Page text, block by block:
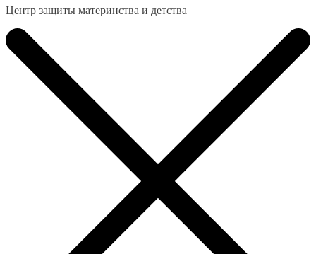
Центр защиты материнства и детства